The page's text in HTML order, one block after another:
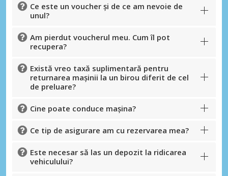
Ce este un voucher și de ce am nevoie de
unul?
Am pierdut voucherul meu. Cum îl pot
recupera?
Există vreo taxă suplimentară pentru
returnarea mașinii la un birou diferit de cel
de preluare?
Cine poate conduce mașina?
Ce tip de asigurare am cu rezervarea mea?
Este necesar să las un depozit la ridicarea
vehiculului?